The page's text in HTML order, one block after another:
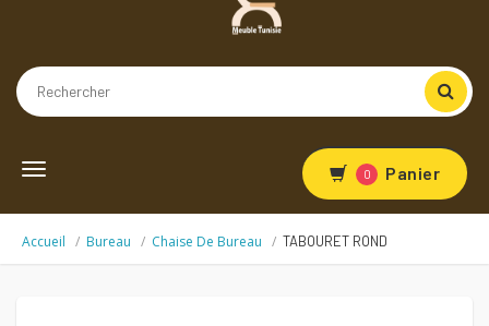
Toggle
0 Panier
Accueil Bureau Chaise De Bureau TABOURET ROND